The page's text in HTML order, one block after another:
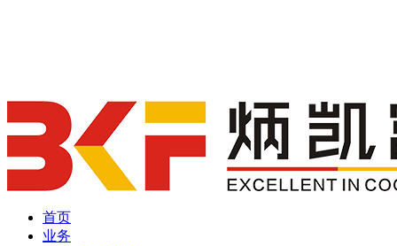
首页
业务